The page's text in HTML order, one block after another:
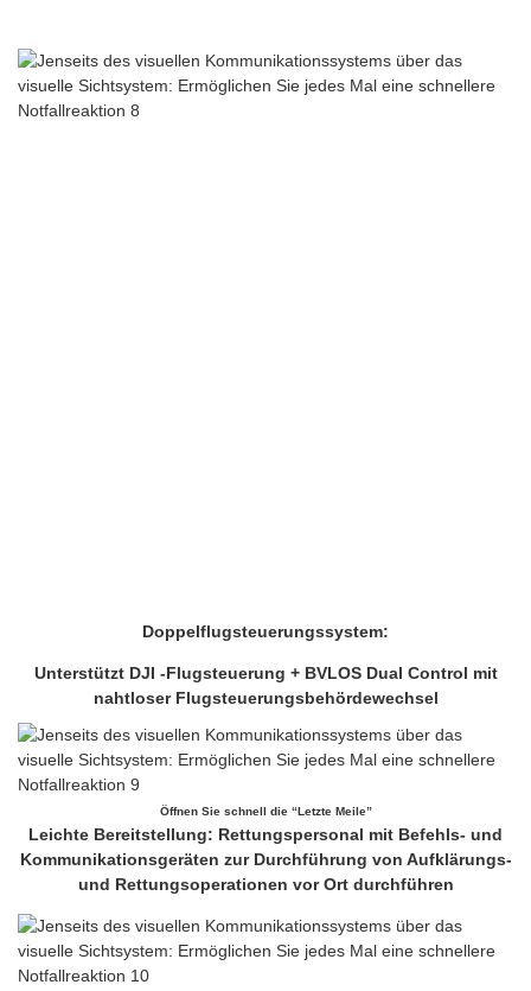
Doppelflugsteuerungssystem:
Unterstützt DJI -Flugsteuerung + BVLOS Dual Control mit
nahtloser Flugsteuerungsbehördewechsel
Öffnen Sie schnell die “Letzte Meile”
Leichte Bereitstellung: Rettungspersonal mit Befehls- und
Kommunikationsgeräten zur Durchführung von Aufklärungs-
und Rettungsoperationen vor Ort durchführen